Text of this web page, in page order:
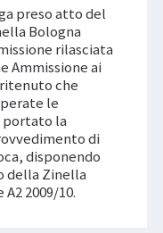
preso atto del
Bologna
rilasciata
Ammissione ai
che
le
portato la
di
disponendo
della Zinella
2009/10.